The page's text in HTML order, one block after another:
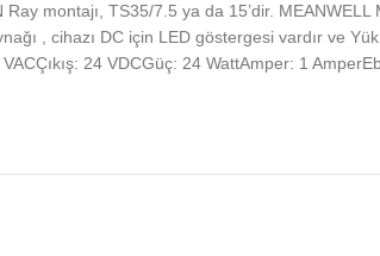
montajı, TS35/7.5 ya da 15’dir.
, cihazı DC için LED göstergesi vardır ve
24 VDCGüç: 24 WattAmper: 1